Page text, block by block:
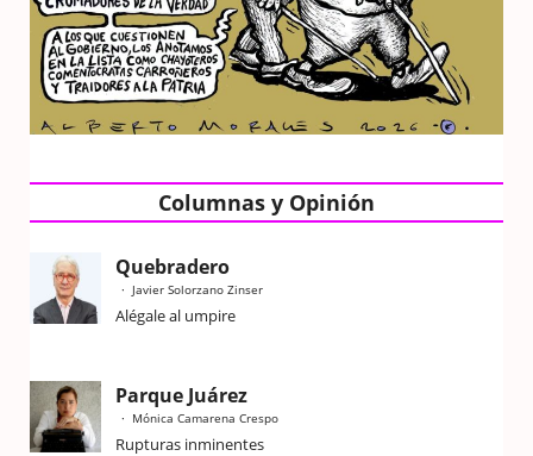
Columnas y Opinión
Quebradero
Javier Solorzano Zinser
Alégale al umpire
Parque Juárez
Mónica Camarena Crespo
Rupturas inminentes